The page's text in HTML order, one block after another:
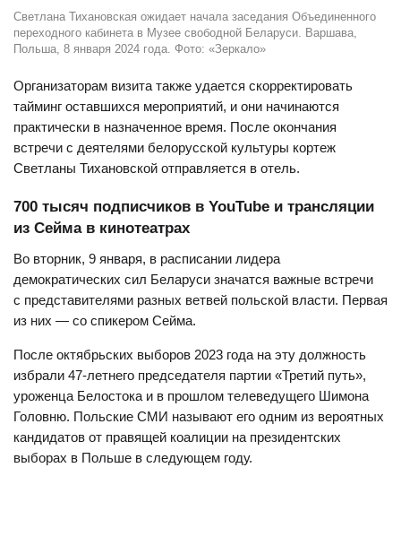
Светлана Тихановская ожидает начала заседания Объединенного
переходного кабинета в Музее свободной Беларуси. Варшава,
Польша, 8 января 2024 года. Фото: «Зеркало»
Организаторам визита также удается скорректировать
тайминг оставшихся мероприятий, и они начинаются
практически в назначенное время. После окончания
встречи с деятелями белорусской культуры кортеж
Светланы Тихановской отправляется в отель.
700 тысяч подписчиков в YouTube и трансляции
из Сейма в кинотеатрах
Во вторник, 9 января, в расписании лидера
демократических сил Беларуси значатся важные встречи
с представителями разных ветвей польской власти. Первая
из них — со спикером Сейма.
После октябрьских выборов 2023 года на эту должность
избрали 47-летнего председателя партии «Третий путь»,
уроженца Белостока и в прошлом телеведущего Шимона
Головню. Польские СМИ называют его одним из вероятных
кандидатов от правящей коалиции на президентских
выборах в Польше в следующем году.